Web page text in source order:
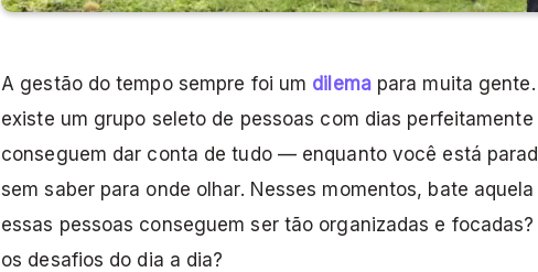
A gestão do tempo sempre foi um dilemapara muita
existe um grupo seleto de pessoas com dias
conseguem dar conta de tudo — enquanto você está
sem saber para onde olhar. Nesses momentos, bate
essas pessoas conseguem ser tão organizadas e
os desafios do dia a dia?